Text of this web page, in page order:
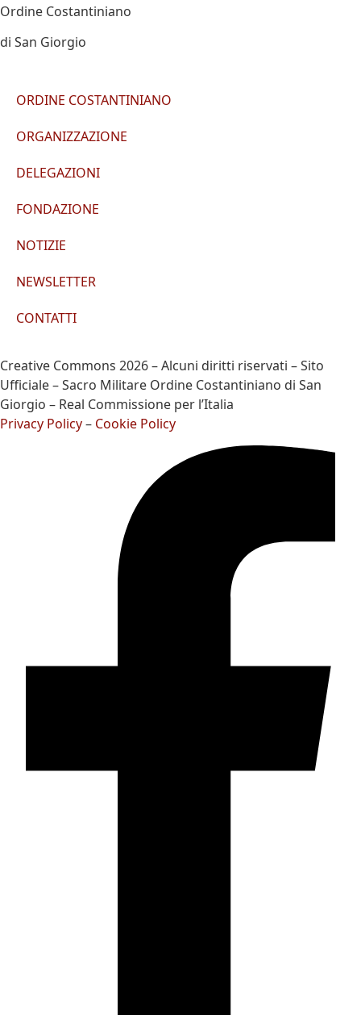
Ordine Costantiniano
di San Giorgio
ORDINE COSTANTINIANO
ORGANIZZAZIONE
DELEGAZIONI
FONDAZIONE
NOTIZIE
NEWSLETTER
CONTATTI
Creative Commons 2026 – Alcuni diritti riservati – Sito
Ufficiale – Sacro Militare Ordine Costantiniano di San
Giorgio – Real Commissione per l’Italia
Privacy Policy– Cookie Policy